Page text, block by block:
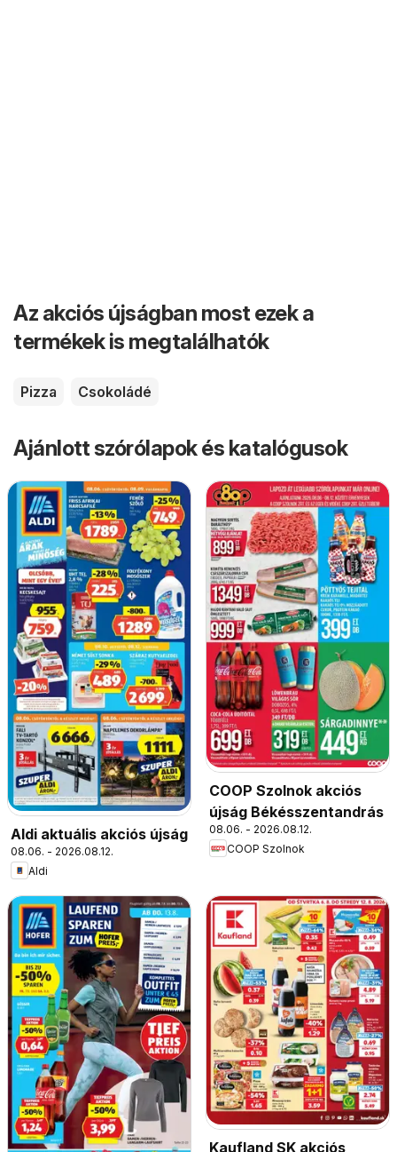
Az akciós újságban most ezek a
termékek is megtalálhatók
Pizza Csokoládé
Ajánlott szórólapok és katalógusok
Aldi aktuális akciós újság
08.06. - 2026.08.12.
Aldi
COOP Szolnok akciós
újság Békésszentandrás
08.06. - 2026.08.12.
COOP Szolnok
Kaufland SK akciós